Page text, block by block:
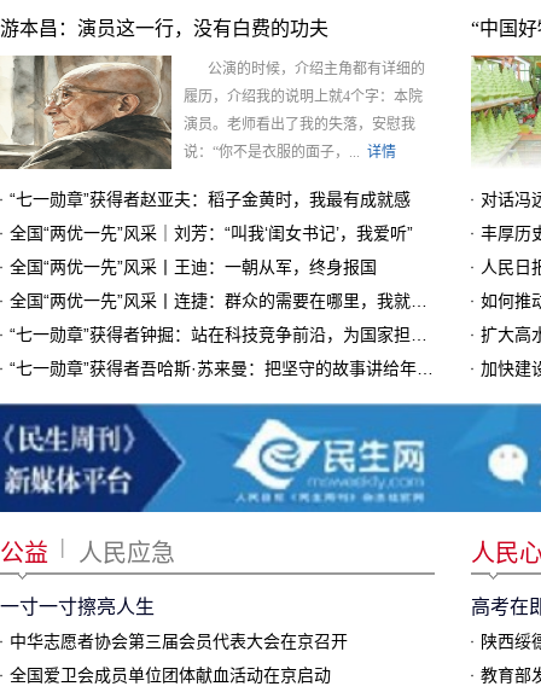
游本昌：演员这一行，没有白费的功夫
公演的时候，介绍主角都有详细的
履历，介绍我的说明上就4个字：本院
演员。老师看出了我的失落，安慰我
说：“你不是衣服的面子，... 详情
“七一勋章”获得者赵亚夫：稻子金黄时，我最有成就感
全国“两优一先”风采｜刘芳：“叫我‘闺女书记’，我爱听”
全国“两优一先”风采丨王迪：一朝从军，终身报国
“中国
对话冯
丰厚历
人民日
扩大高
加快建
公益 | 人民应急
一寸一寸擦亮人生
中华志愿者协会第三届会员代表大会在京召开
全国爱卫会成员单位团体献血活动在京启动
人民
高考在
陕西绥
教育部